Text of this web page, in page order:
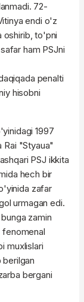
72-
endi o'z
oshirib, to'pni
ham PSJni
penalti
hisobni
1997
"Styaua"
PSJ ikkita
hech bir
zafar
urmagan edi.
zamin
fenomenal
muxlislari
bergani